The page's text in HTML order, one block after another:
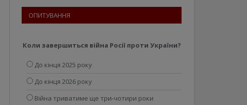
ОПИТУВАННЯ
Коли завершиться війна Росії проти України?
До кінця 2025 року
До кінця 2026 року
Війна триватиме ще три-чотири роки